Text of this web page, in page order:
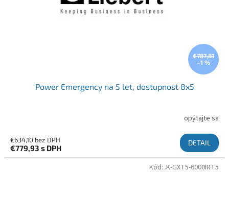
€787,81
–1 %
Power Emergency na 5 let, dostupnost 8x5
opýtajte sa
€634,10 bez DPH
€779,93 s DPH
DETAIL
Kód: .K-GXT5-6000IRT5